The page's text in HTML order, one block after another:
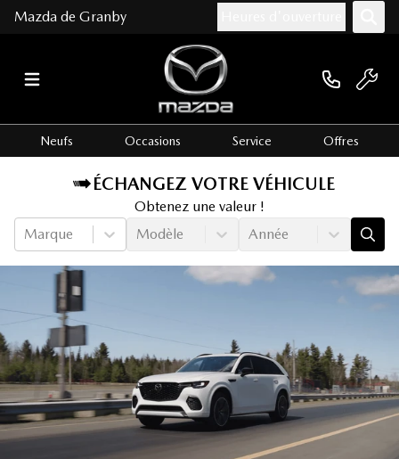
Mazda de Granby
Neufs Occasions Service Offres
ÉCHANGEZ VOTRE VÉHICULE
Obtenez une valeur !
Marque
Modèle Année